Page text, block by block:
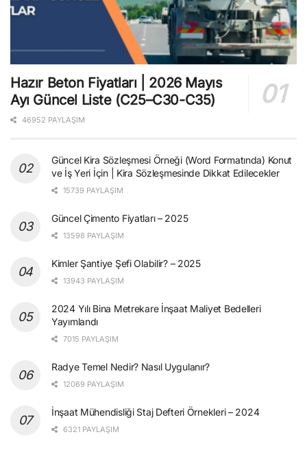
Hazır Beton Fiyatları | 2026 Mayıs
Ayı Güncel Liste (C25–C30-C35)
46952 PAYLAŞIM
Güncel Kira Sözleşmesi Örneği (Word Formatında) Konut
ve İş Yeri İçin | Kira Sözleşmesinde Dikkat Edilecekler
15739 PAYLAŞIM
Güncel Çimento Fiyatları – 2025
13598 PAYLAŞIM
Kimler Şantiye Şefi Olabilir? – 2025
13943 PAYLAŞIM
2024 Yılı Bina Metrekare İnşaat Maliyet Bedelleri
Yayımlandı
7015 PAYLAŞIM
Radye Temel Nedir? Nasıl Uygulanır?
12069 PAYLAŞIM
İnşaat Mühendisliği Staj Defteri Örnekleri – 2024
6321 PAYLAŞIM